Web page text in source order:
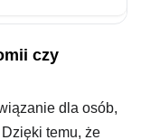
czy
dla osób,
temu, że